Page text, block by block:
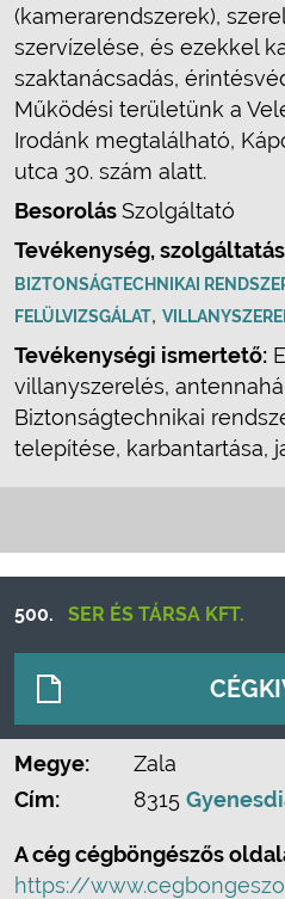
(kamerarendszerek),
szervízelése, és ezekkel
szaktanácsadás,
Működési területünk a
Irodánk megtalálható,
utca 30. szám alatt.
BesorolásSzolgáltató
Tevékenység,
BIZTONSÁGTECHNIKAI
FELÜLVIZSGÁLAT,
Tevékenységi ismertető:
villanyszerelés,
Biztonságtechnikai
telepítése, karbantartása,
500. SER ÉS TÁRSA KFT.
Megye:
Zala
Cím:
8315
A cég cégböngészős
https://